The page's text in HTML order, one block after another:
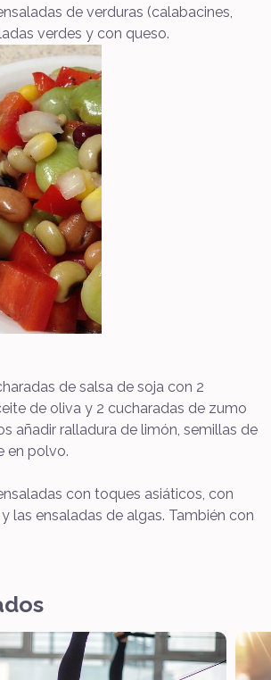
de verduras (calabacines,
verdes y con queso.
de salsa de soja con 2
de oliva y 2 cucharadas de zumo
añadir ralladura de limón, semillas de
en polvo.
con toques asiáticos, con
las ensaladas de algas. También con